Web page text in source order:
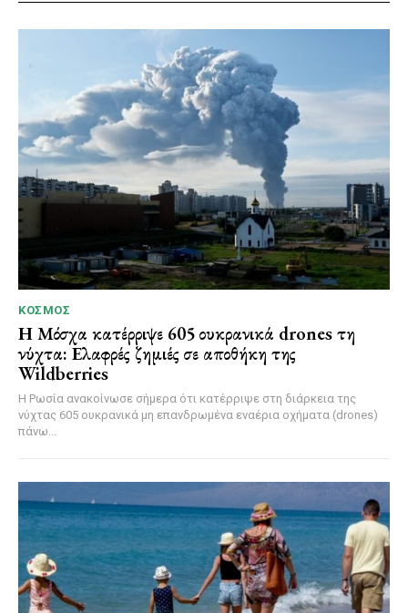
ΚΌΣΜΟΣ
Η Μόσχα κατέρριψε 605 ουκρανικά drones τη
νύχτα: Ελαφρές ζημιές σε αποθήκη της
Wildberries
Η Ρωσία ανακοίνωσε σήμερα ότι κατέρριψε στη διάρκεια της
νύχτας 605 ουκρανικά μη επανδρωμένα εναέρια οχήματα (drones)
πάνω...